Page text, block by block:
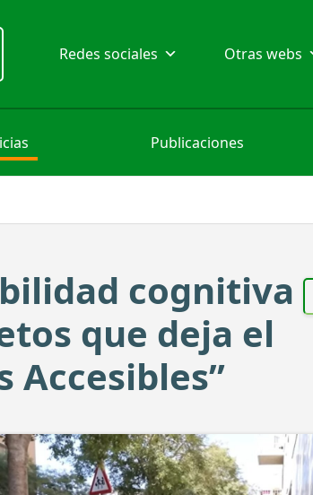
Redes sociales Otras webs
Publicaciones
cognitiva
que deja el
Accesibles”